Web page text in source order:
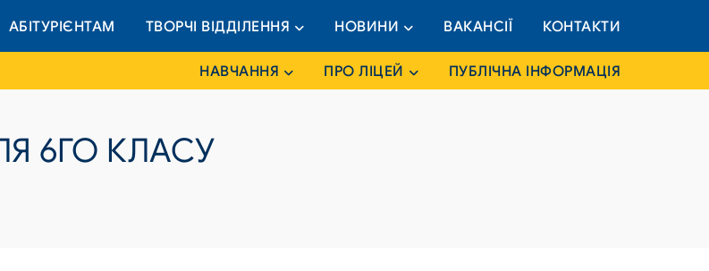
КОНТАКТИ
ВАКАНСІЇ
НОВИНИ
ТВОРЧІ ВІДДІЛЕННЯ
АБІТУРІЄНТАМ
ПУБЛІЧНА ІНФОРМАЦІЯ
ПРО ЛІЦЕЙ
НАВЧАННЯ
6ГО КЛАСУ